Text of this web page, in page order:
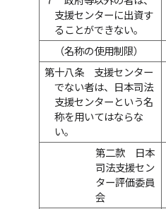
支援センターに出資す
ることができない。
（名称の使用制限）
第十八条
支援センター
でない者は、日本司法
支援センターという名
称を用いてはならな
い。
第二款 日本
司法支援セン
ター評価委員
会